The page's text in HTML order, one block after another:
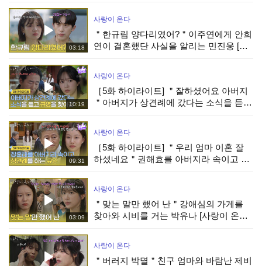
03:18
사랑이 온다
＂한규림 양다리였어?＂이주연에게 안희
연이 결혼했단 사실을 알리는 민진웅 [사
10:19
사랑이 온다
［5화 하이라이트] ＂잘하셨어요 아버지
＂아버지가 상견례에 갔다는 소식을 듣고
09:31
사랑이 온다
［5화 하이라이트] ＂우리 엄마 이혼 잘
하셨네요＂권해효를 아버지라 속이고 상
03:09
사랑이 온다
＂맞는 말만 했어 난＂강애심의 가게를
찾아와 시비를 거는 박유나 [사랑이 온다]
사랑이 온다
＂버러지 박멸＂친구 엄마와 바람난 제비